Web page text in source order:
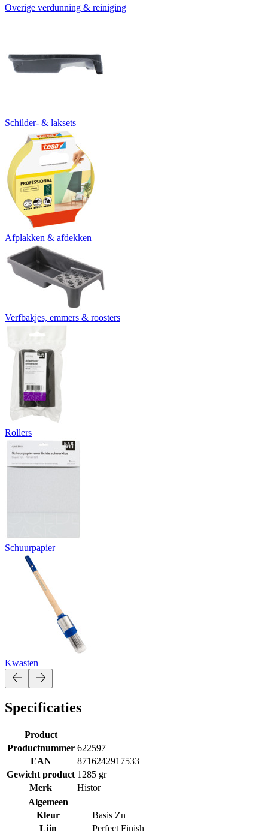
Overige verdunning & reiniging
Schilder- & laksets
Afplakken & afdekken
Verfbakjes, emmers & roosters
Rollers
Schuurpapier
Kwasten
Specificaties
Product
Productnummer 622597
EAN
8716242917533
Gewicht product 1285 gr
Merk
Histor
Algemeen
Kleur
Basis Zn
Lijn
Perfect Finish